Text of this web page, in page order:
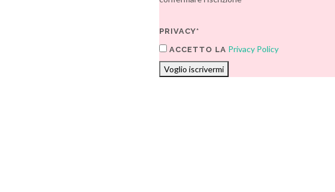
PRIVACY*
ACCETTO LA Privacy Policy
Voglio iscrivermi